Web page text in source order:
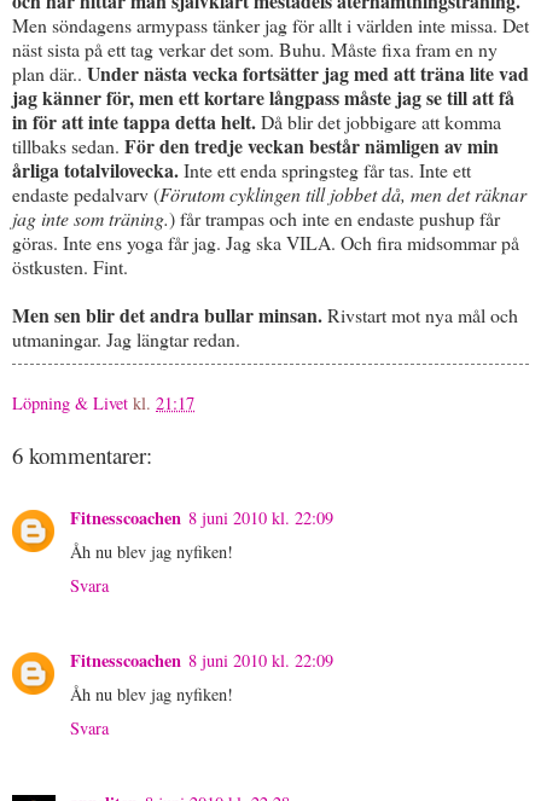
Men söndagens armypass tänker jag för allt i världen inte missa. Det
näst sista på ett tag verkar det som. Buhu. Måste fixa fram en ny
plan där.. Under nästa vecka fortsätter jag med att träna lite vad
jag känner för, men ett kortare långpass måste jag se till att få
in för att inte tappa detta helt.Då blir det jobbigare att komma
tillbaks sedan. För den tredje veckan består nämligen av min
årliga totalvilovecka.Inte ett enda springsteg får tas. Inte ett
endaste pedalvarv (Förutom cyklingen till jobbet då, men det räknar
jag inte som träning.) får trampas och inte en endaste pushup får
göras. Inte ens yoga får jag. Jag ska VILA. Och fira midsommar på
östkusten. Fint.
Men sen blir det andra bullar minsan.Rivstart mot nya mål och
utmaningar. Jag längtar redan.
Löpning & Livet kl. 21:17
6 kommentarer:
Fitnesscoachen 8 juni 2010 kl. 22:09
Åh nu blev jag nyfiken!
Svara
Fitnesscoachen 8 juni 2010 kl. 22:09
Åh nu blev jag nyfiken!
Svara